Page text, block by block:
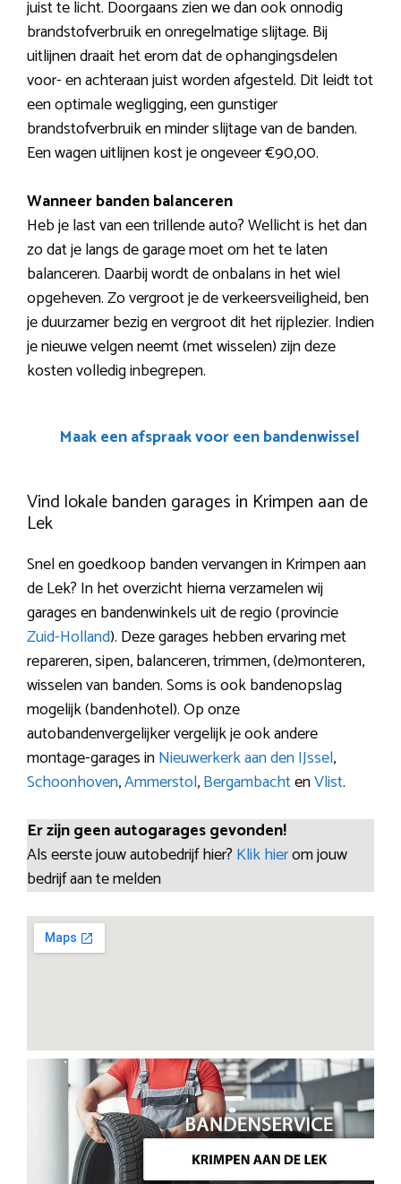
juist te licht. Doorgaans zien we dan ook onnodig
brandstofverbruik en onregelmatige slijtage. Bij
uitlijnen draait het erom dat de ophangingsdelen
voor- en achteraan juist worden afgesteld. Dit leidt tot
een optimale wegligging, een gunstiger
brandstofverbruik en minder slijtage van de banden.
Een wagen uitlijnen kost je ongeveer €90,00.
Wanneer banden balanceren
Heb je last van een trillende auto? Wellicht is het dan
zo dat je langs de garage moet om het te laten
balanceren. Daarbij wordt de onbalans in het wiel
opgeheven. Zo vergroot je de verkeersveiligheid, ben
je duurzamer bezig en vergroot dit het rijplezier. Indien
je nieuwe velgen neemt (met wisselen) zijn deze
kosten volledig inbegrepen.
Maak een afspraak voor een bandenwissel
Vind lokale banden garages in Krimpen aan de
Lek
Snel en goedkoop banden vervangen in Krimpen aan
de Lek? In het overzicht hierna verzamelen wij
garages en bandenwinkels uit de regio (provincie
Zuid-Holland). Deze garages hebben ervaring met
repareren, sipen, balanceren, trimmen, (de)monteren,
wisselen van banden. Soms is ook bandenopslag
mogelijk (bandenhotel). Op onze
autobandenvergelijker vergelijk je ook andere
montage-garages inNieuwerkerk aan den IJssel,
Schoonhoven,Ammerstol,BergambachtenVlist.
Er zijn geen autogarages gevonden!
Als eerste jouw autobedrijf hier? Klik hierom jouw
bedrijf aan te melden